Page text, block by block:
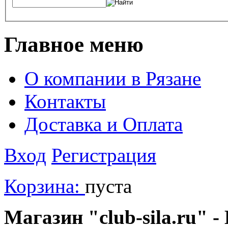
Главное меню
О компании в Рязане
Контакты
Доставка и Оплата
Вход Регистрация
Корзина: пуста
Магазин "club-sila.ru" -